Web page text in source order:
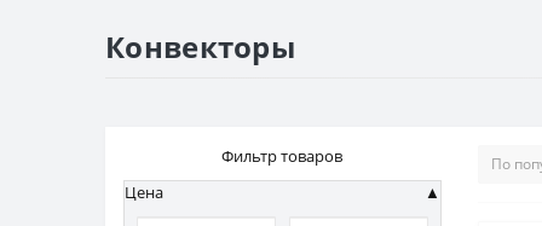
Конвекторы
Фильтр товаров
Цена